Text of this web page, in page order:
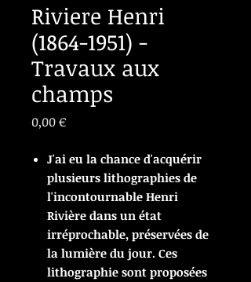
Riviere Henri
(1864-1951) -
Travaux aux
champs
0,00 €Prix
J'ai eu la chance d'acquérir
plusieurs lithographies de
l'incontournable Henri
Rivière dans un état
irréprochable, préservées de
la lumière du jour. Ces
lithographie sont proposées